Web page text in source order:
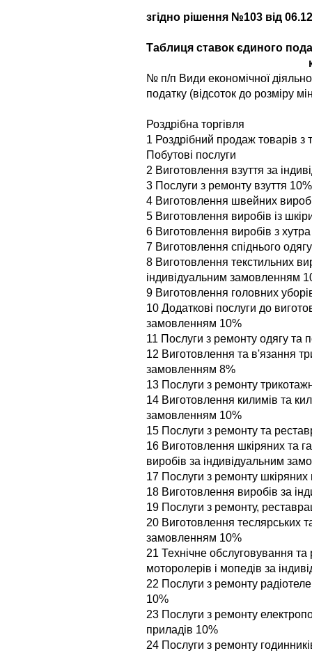
згідно рішення №103 від
Таблиця ставок єдиного
№ п/п Види економічної
податку (відсоток до розміру
Роздрібна торгівля
1 Роздрібний продаж товарів з
Побутові послуги
2 Виготовлення взуття за
3 Послуги з ремонту взуття 10%
4 Виготовлення швейних
5 Виготовлення виробів із
6 Виготовлення виробів з
7 Виготовлення спіднього
8 Виготовлення текстильних
індивідуальним замовленням
9 Виготовлення головних
10 Додаткові послуги до
замовленням 10%
11 Послуги з ремонту одягу та
12 Виготовлення та в'язання
замовленням 8%
13 Послуги з ремонту
14 Виготовлення килимів та
замовленням 10%
15 Послуги з ремонту та
16 Виготовлення шкіряних та
виробів за індивідуальним
17 Послуги з ремонту
18 Виготовлення виробів за
19 Послуги з ремонту,
20 Виготовлення теслярських
замовленням 10%
21 Технічне обслуговування
моторолерів і мопедів за
22 Послуги з ремонту
10%
23 Послуги з ремонту
приладів 10%
24 Послуги з ремонту